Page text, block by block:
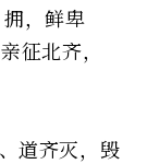
，鲜卑
征北齐，
道齐灭，毁